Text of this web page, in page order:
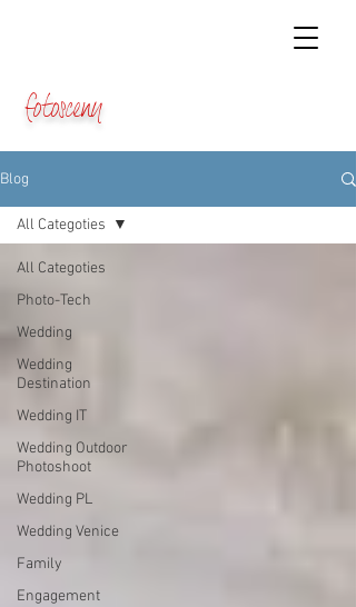
fotosceny
Blog
All Categoties
Photo-Tech
Wedding
Wedding
Destination
Wedding IT
Wedding Outdoor
Photoshoot
Wedding PL
Wedding Venice
Family
Engagement
All Categoties